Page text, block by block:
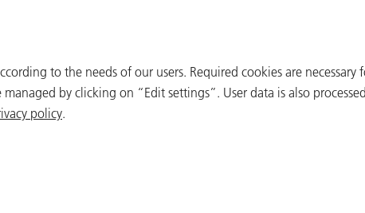
to the needs of our users. Required cookies are necessary
by clicking on “Edit settings”. User data is also
policy.